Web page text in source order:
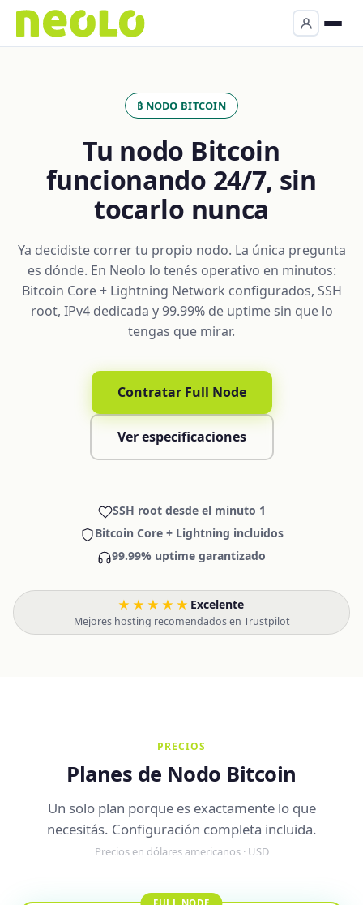
₿ NODO BITCOIN
Tu nodo Bitcoin
funcionando 24/7, sin
tocarlo nunca
Ya decidiste correr tu propio nodo. La única pregunta
es dónde. En Neolo lo tenés operativo en minutos:
Bitcoin Core + Lightning Network configurados, SSH
root, IPv4 dedicada y 99.99% de uptime sin que lo
tengas que mirar.
Contratar Full Node
Ver especificaciones
SSH root desde el minuto 1
Bitcoin Core + Lightning incluidos
99.99% uptime garantizado
★★★★★ Excelente·
Mejores hosting recomendados en Trustpilot
PRECIOS
Planes de Nodo Bitcoin
Un solo plan porque es exactamente lo que
necesitás. Configuración completa incluida.
Precios en dólares americanos · USD